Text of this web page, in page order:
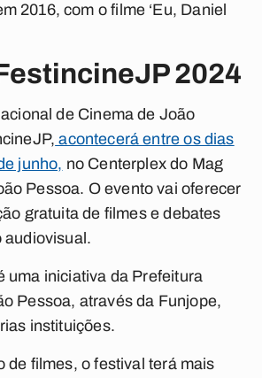
2016, com o filme ‘Eu, Daniel
2024
de Cinema de João
acontecerá entre os dias
junho, no Centerplex do Mag
Pessoa. O evento vai oferecer
gratuita de filmes e debates
audiovisual.
uma iniciativa da Prefeitura
Pessoa, através da Funjope,
instituições.
de filmes, o festival terá mais